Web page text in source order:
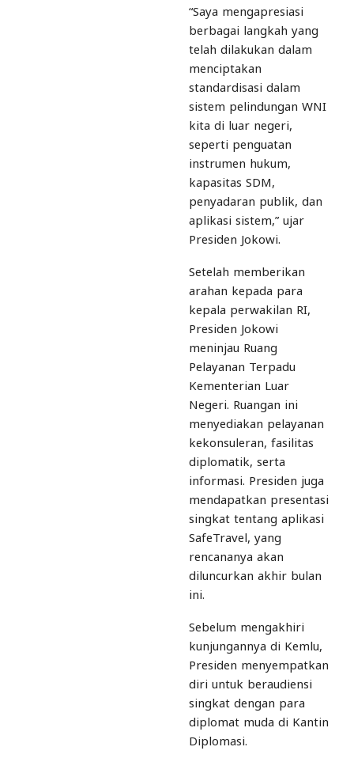
“Saya mengapresiasi
berbagai langkah yang
telah dilakukan dalam
menciptakan
standardisasi dalam
sistem pelindungan WNI
kita di luar negeri,
seperti penguatan
instrumen hukum,
kapasitas SDM,
penyadaran publik, dan
aplikasi sistem,” ujar
Presiden Jokowi.
Setelah memberikan
arahan kepada para
kepala perwakilan RI,
Presiden Jokowi
meninjau Ruang
Pelayanan Terpadu
Kementerian Luar
Negeri. Ruangan ini
menyediakan pelayanan
kekonsuleran, fasilitas
diplomatik, serta
informasi. Presiden juga
mendapatkan presentasi
singkat tentang aplikasi
SafeTravel, yang
rencananya akan
diluncurkan akhir bulan
ini.
Sebelum mengakhiri
kunjungannya di Kemlu,
Presiden menyempatkan
diri untuk beraudiensi
singkat dengan para
diplomat muda di Kantin
Diplomasi.